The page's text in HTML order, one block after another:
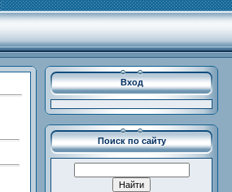
Вход
Поиск по сайту